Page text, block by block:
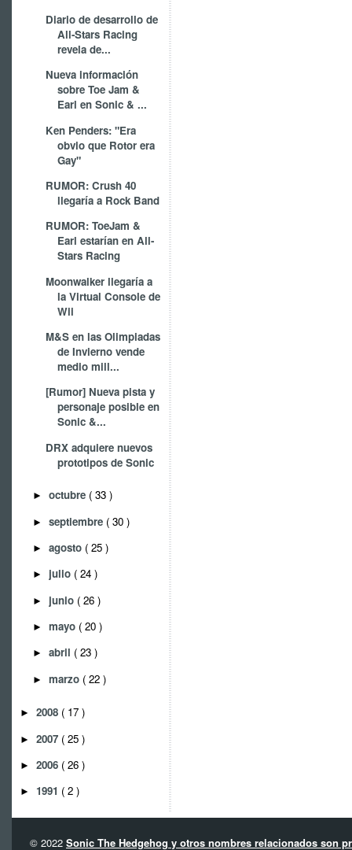
Diario de desarrollo de
All-Stars Racing
revela de...
Nueva información
sobre Toe Jam &
Earl en Sonic & ...
Ken Penders: "Era
obvio que Rotor era
Gay"
RUMOR: Crush 40
llegaría a Rock Band
RUMOR: ToeJam &
Earl estarían en All-
Stars Racing
Moonwalker llegaría a
la Virtual Console de
Wii
M&S en las Olimpiadas
de Invierno vende
medio mill...
[Rumor] Nueva pista y
personaje posible en
Sonic &...
DRX adquiere nuevos
prototipos de Sonic
► octubre ( 33 )
► septiembre ( 30 )
► agosto ( 25 )
► julio ( 24 )
► junio ( 26 )
► mayo ( 20 )
► abril ( 23 )
► marzo ( 22 )
► 2008 ( 17 )
► 2007 ( 25 )
► 2006 ( 26 )
► 1991 ( 2 )
© 2022 Sonic The Hedgehog y otros nombres relacionados son